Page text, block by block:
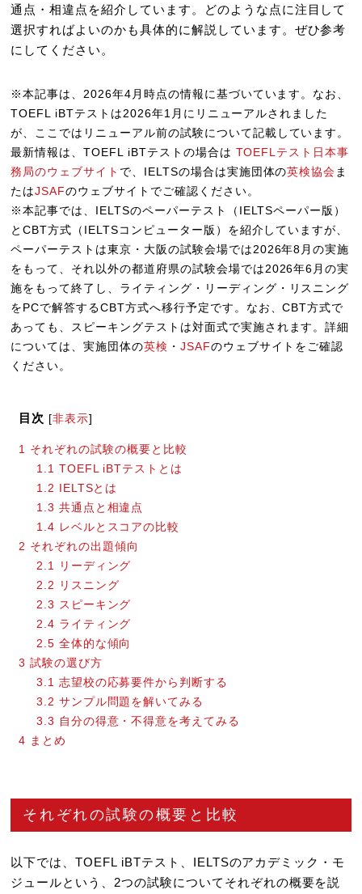
通点・相違点を紹介しています。どのような点に注目して
選択すればよいのかも具体的に解説しています。ぜひ参考
にしてください。
※本記事は、2026年4月時点の情報に基づいています。なお、
TOEFL iBTテストは2026年1月にリニューアルされました
が、ここではリニューアル前の試験について記載しています。
最新情報は、TOEFL iBTテストの場合は TOEFLテスト日本事
務局のウェブサイト で、IELTSの場合は実施団体の英検協会 ま
たはJSAFのウェブサイトでご確認ください。
※本記事では、IELTSのペーパーテスト（IELTSペーパー版）
とCBT方式（IELTSコンピューター版）を紹介していますが、
ペーパーテストは東京・大阪の試験会場では2026年8月の実施
をもって、それ以外の都道府県の試験会場では2026年6月の実
施をもって終了し、ライティング・リーディング・リスニング
をPCで解答するCBT方式へ移行予定です。なお、CBT方式で
あっても、スピーキングテストは対面式で実施されます。詳細
については、実施団体の英検 ・ JSAFのウェブサイトをご確認
ください。
目次 [非表示]
1
それぞれの試験の概要と比較
1.1 TOEFL iBTテストとは
1.2 IELTSとは
1.3 共通点と相違点
1.4 レベルとスコアの比較
2 それぞれの出題傾向
2.1
リーディング
2.2
リスニング
2.3 スピーキング
2.4 ライティング
2.5 全体的な傾向
3 試験の選び方
3.1 志望校の応募要件から判断する
3.2 サンプル問題を解いてみる
3.3 自分の得意・不得意を考えてみる
4 まとめ
それぞれの試験の概要と比較
以下では、TOEFL iBTテスト、IELTSのアカデミック・モ
ジュールという、2つの試験についてそれぞれの概要を説